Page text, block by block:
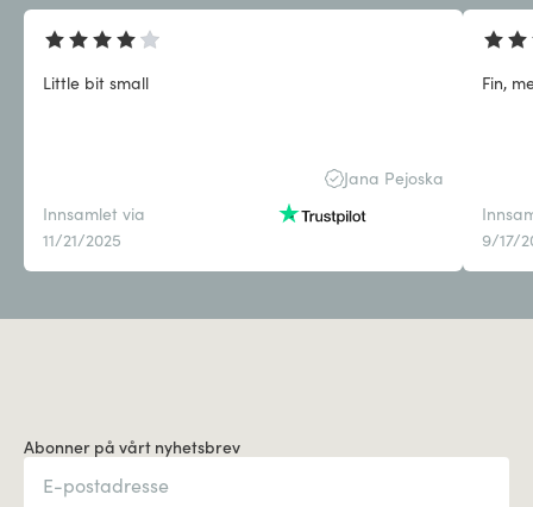
Little bit small
Jana Pejoska
Innsamlet via
11/21/2025
Fin,
9/17/
Abonner på vårt nyhetsbrev